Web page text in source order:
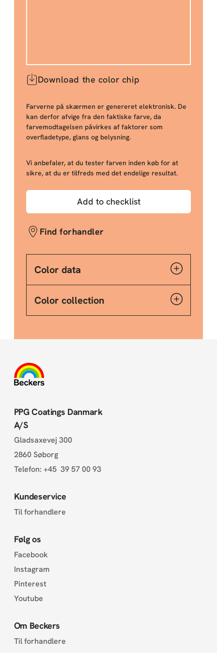
Download the color chip
Farverne på skærmen er genereret elektronisk. De
kan derfor afvige fra den faktiske farve, da
farvemodtagelsen påvirkes af faktorer som
overfladetype, glans og belysning.
Vi anbefaler, at du tester farven inden køb for at
sikre, at du er tilfreds med det endelige resultat.
Add to checklist
Find forhandler
Color data
Color collection
PPG Coatings Danmark
A/S
Gladsaxevej 300
2860 Søborg
Telefon: +45 39 57 00 93
Kundeservice
Til forhandlere
Følg os
Facebook
Instagram
Pinterest
Youtube
Om Beckers
Til forhandlere